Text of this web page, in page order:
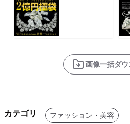
画像一括ダウ
カテゴリ ファッション・美容